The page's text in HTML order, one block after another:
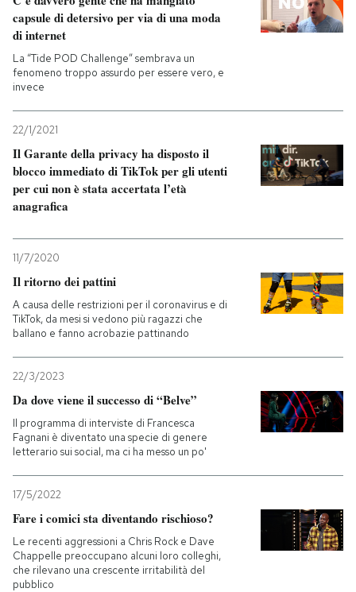
capsule di detersivo per via di una moda
di internet
La “Tide POD Challenge” sembrava un
fenomeno troppo assurdo per essere vero, e
invece
22/1/2021
Il Garante della privacy ha disposto il
blocco immediato di TikTok per gli utenti
per cui non è stata accertata l’età
anagrafica
11/7/2020
Il ritorno dei pattini
A causa delle restrizioni per il coronavirus e di
TikTok, da mesi si vedono più ragazzi che
ballano e fanno acrobazie pattinando
22/3/2023
Da dove viene il successo di “Belve”
Il programma di interviste di Francesca
Fagnani è diventato una specie di genere
letterario sui social, ma ci ha messo un po'
17/5/2022
Fare i comici sta diventando rischioso?
Le recenti aggressioni a Chris Rock e Dave
Chappelle preoccupano alcuni loro colleghi,
che rilevano una crescente irritabilità del
pubblico